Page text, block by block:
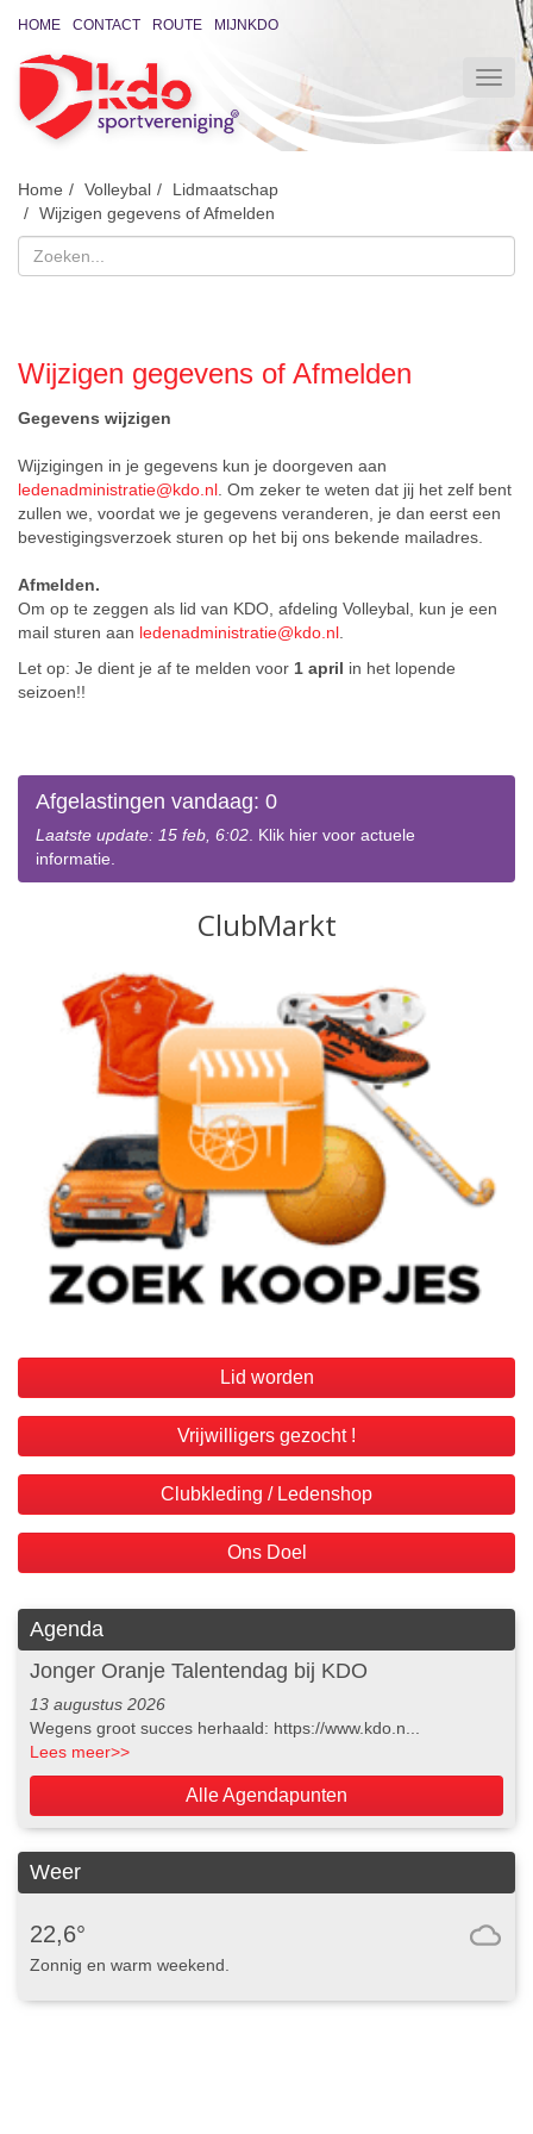
HOME CONTACT ROUTE MIJNKDO
Home Volleybal
Lidmaatschap
Wijzigen gegevens of Afmelden
Wijzigen gegevens of Afmelden
Gegevens wijzigen
Wijzigingen in je gegevens kun je doorgeven aan
ledenadministratie@kdo.nl. Om zeker te weten dat jij het zelf bent
zullen we, voordat we je gegevens veranderen, je dan eerst een
bevestigingsverzoek sturen op het bij ons bekende mailadres.
Afmelden.
Om op te zeggen als lid van KDO, afdeling Volleybal, kun je een
mail sturen aan ledenadministratie@kdo.nl.
Let op: Je dient je af te melden voor 1 april in het lopende
seizoen!!
Afgelastingen vandaag: 0
Laatste update: 15 feb, 6:02. Klik hier voor actuele
informatie.
Lid worden
Vrijwilligers gezocht !
Clubkleding / Ledenshop
Ons Doel
Agenda
Jonger Oranje Talentendag bij KDO
13 augustus 2026
Wegens groot succes herhaald: https://www.kdo.n...
Lees meer>>
Alle Agendapunten
Weer
22,6°
Zonnig en warm weekend